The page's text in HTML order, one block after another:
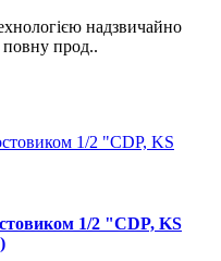
надзвичайно
повну прод..
1/2 "CDP, KS